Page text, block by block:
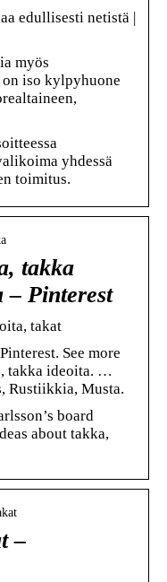
edullisesti netistä |
myös
iso kylpyhuone
yhdessä
toimitus.
takka
– Pinterest
takat
See more
takka ideoita. …
Rustiikkia, Musta.
board
about takka,
–